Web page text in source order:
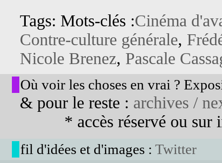
Tags: Mots-clés :Cinéma
Contre-culture générale,
Nicole Brenez, Pascale
Où voir les choses en vrai ?
& pour le reste : archives /
* accès réservé ou sur
fil d'idées et d'images : Twitter